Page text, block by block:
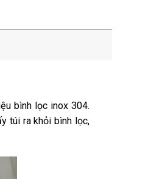
bình lọc inox 304.
túi ra khỏi bình lọc,